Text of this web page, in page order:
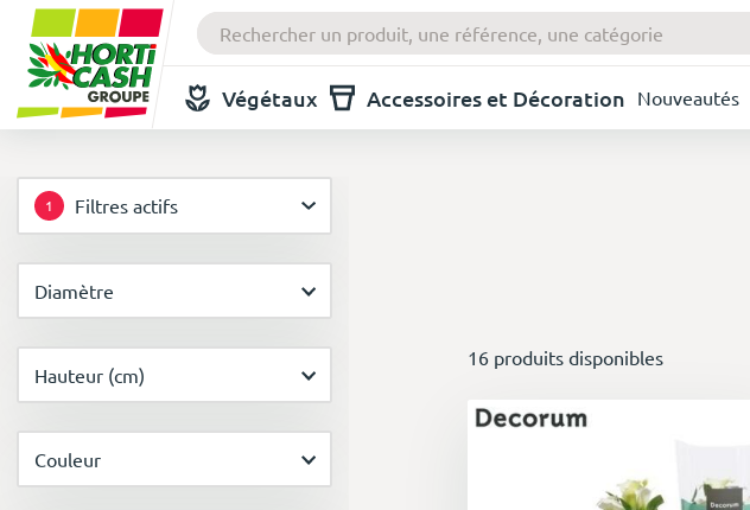
Végétaux Accessoires et Décoration Nouveautés
1 Filtres actifs
Diamètre
Hauteur (cm)
Couleur
16 produits disponibles